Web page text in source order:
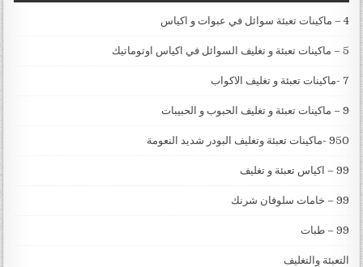
4 – ماكينات تعبئة سوائل في عبوات و اكياس
5 – ماكينات تعبئة و تغليف السوائل في اكياس اوتوماتيك
7 -ماكينات تعبئة و تغليف الاكواب
9 – ماكينات تعبئة و تغليف الحبوب و الحبيبات
950 -ماكينات تعبئة وتغليف البودر شديد النعومة
99 – اكياس تعبئة و تغليف
99 – خامات سلوفان شرنك
99 – طبات
التعبئة والتغليف